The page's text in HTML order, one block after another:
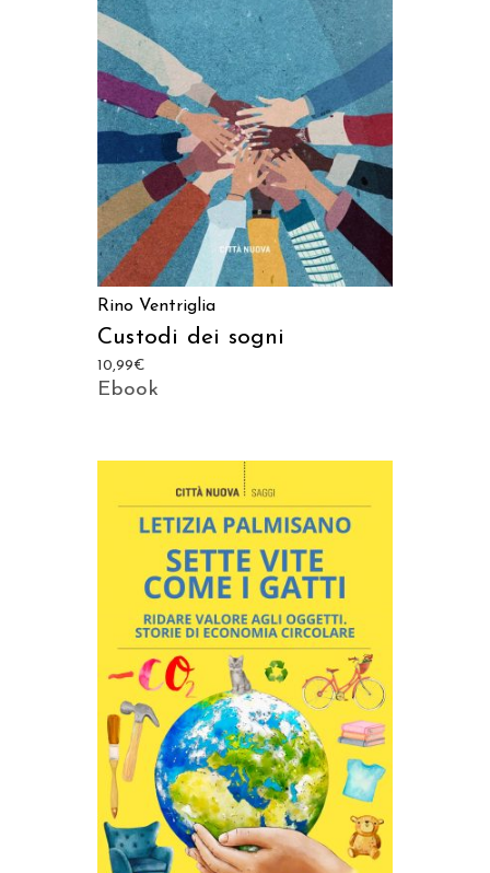
AGGIUNGI AL CARRELLO
Rino Ventriglia
Custodi dei sogni
10,99€
Ebook
AGGIUNGI AL CARRELLO